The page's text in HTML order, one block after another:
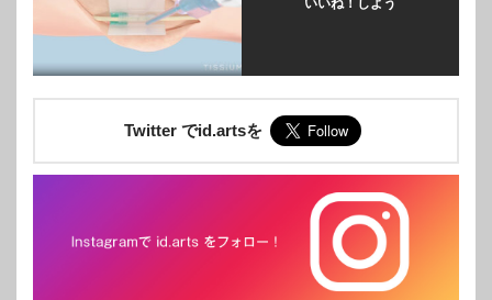
いいね！しよう
Twitter でid.artsを